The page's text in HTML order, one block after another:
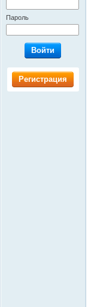
Пароль
Войти
Регистрация